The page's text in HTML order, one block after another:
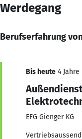
Werdegang
Berufserfahrung
Bis heute 4
EFG Gienger KG